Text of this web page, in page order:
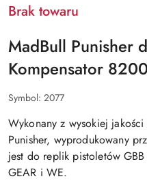
Brak towaru
MadBull Punisher
Kompensator 8200
Symbol: 2077
Wykonany z wysokiej jakości
Punisher, wyprodukowany
jest do replik pistoletów
GEAR i WE.